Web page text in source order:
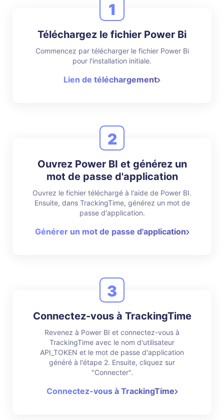
1
Téléchargez le fichier Power Bi
Commencez par télécharger le fichier Power Bi
pour l'installation initiale.
Lien de téléchargement
2
Ouvrez Power BI et générez un
mot de passe d'application
Ouvrez le fichier téléchargé à l'aide de Power BI.
Ensuite, dans TrackingTime, générez un mot de
passe d'application.
Générer un mot de passe d'application
3
Connectez-vous à TrackingTime
Revenez à Power BI et connectez-vous à
TrackingTime avec le nom d'utilisateur
API_TOKEN et le mot de passe d'application
généré à l'étape 2. Ensuite, cliquez sur
"Connecter".
Connectez-vous à TrackingTime